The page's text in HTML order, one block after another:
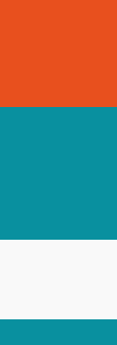
● 5 «
● Série de